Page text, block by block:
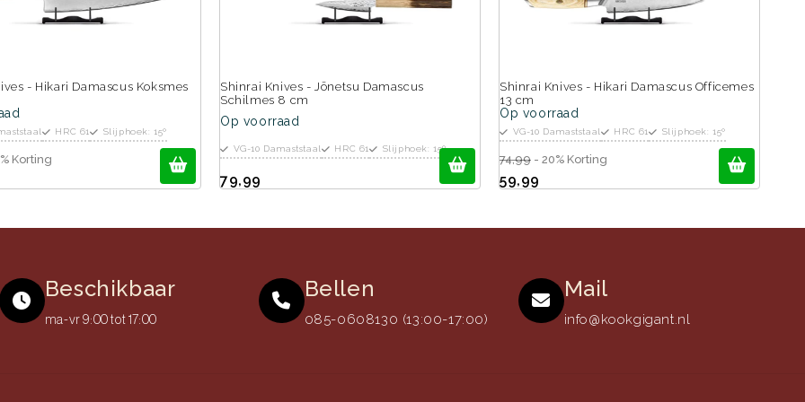
- Hikari Damascus Koksmes
HRC 61 Slijphoek: 15º
Korting
Shinrai Knives - Jōnetsu Damascus
Schilmes 8 cm
Op voorraad
VG-10 Damaststaal HRC 61 Slijphoek: 15º
79,99
Shinrai Knives - Hikari Damascus Officemes
13 cm
Op voorraad
VG-10 Damaststaal HRC 61 Slijphoek: 15º
74,99 - 20% Korting
59,99
Beschikbaar
ma-vr 9:00 tot 17:00
Bellen
085-0608130 (13:00-17:00)
Mail
info@kookgigant.nl